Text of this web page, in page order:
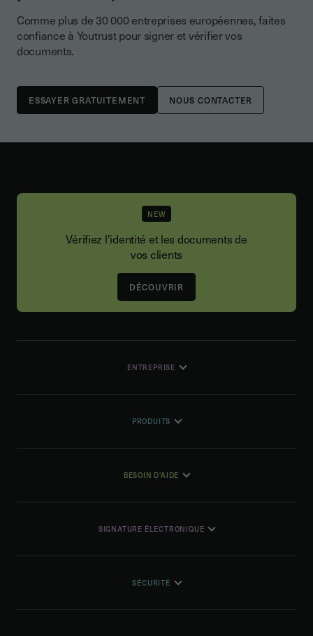
Comme plus de 30 000 entreprises européennes, faites
confiance à Youtrust pour signer et vérifier vos
documents.
NOUS CONTACTER
NEW
Vérifiez l'identité et les documents de
vos clients
DÉCOUVRIR
ENTREPRISE
PRODUITS
BESOIN D'AIDE
SIGNATURE ÉLECTRONIQUE
SÉCURITÉ